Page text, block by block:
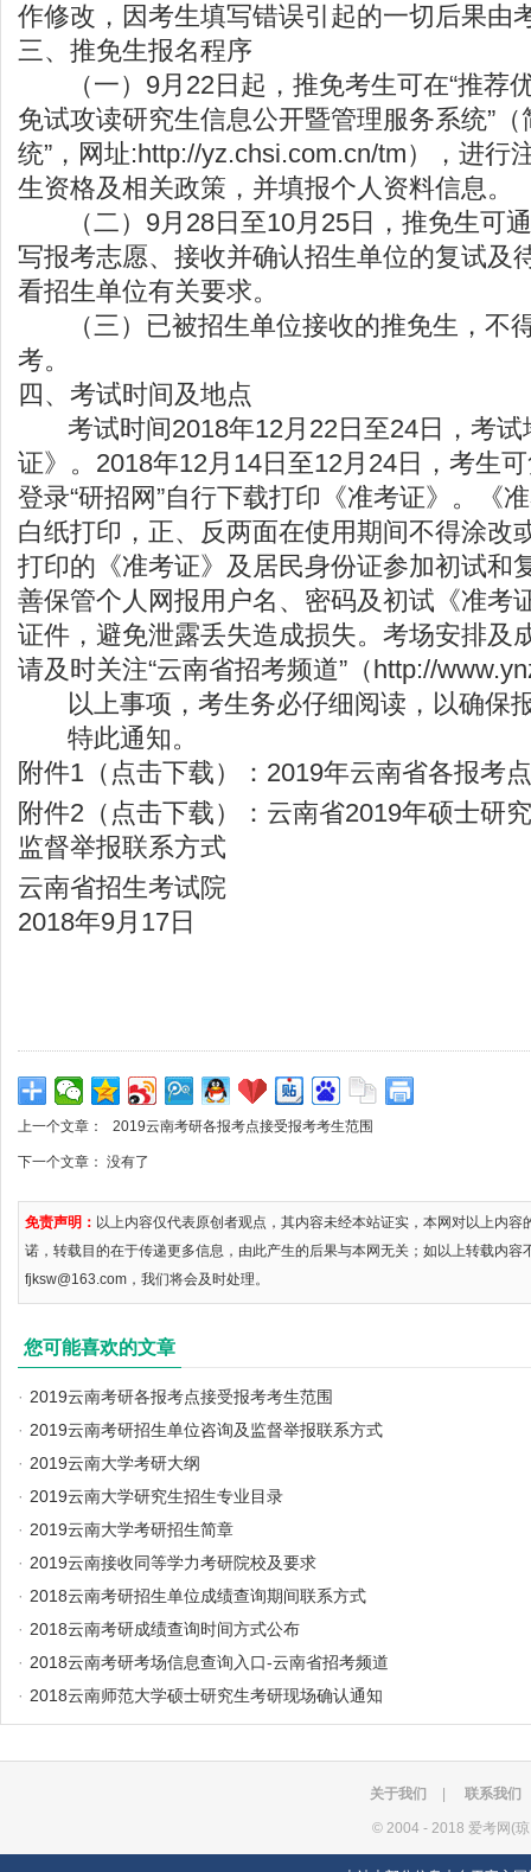
作修改，因考生填写错误引起的一切后果由
三、推免生报名程序
（一）9月22日起，推免考生可在“推荐
免试攻读研究生信息公开暨管理服务系统”（
统”，网址:http://yz.chsi.com.cn/tm），进行
生资格及相关政策，并填报个人资料信息。
（二）9月28日至10月25日，推免生可
写报考志愿、接收并确认招生单位的复试及
看招生单位有关要求。
（三）已被招生单位接收的推免生，不
考。
四、考试时间及地点
考试时间2018年12月22日至24日，考试
证》。2018年12月14日至12月24日，考生
登录“研招网”自行下载打印《准考证》。《
白纸打印，正、反两面在使用期间不得涂改
打印的《准考证》及居民身份证参加初试和
善保管个人网报用户名、密码及初试《准考
证件，避免泄露丢失造成损失。考场安排及
请及时关注“云南省招考频道”（http://
以上事项，考生务必仔细阅读，以确保
特此通知。
附件1（点击下载）：2019年云南省各报考
附件2（点击下载）：云南省2019年硕士研
监督举报联系方式
云南省招生考试院
2018年9月17日
上一个文章： 2019云南考研各报考点接受报考考生范围
下一个文章： 没有了
免责声明： 以上内容仅代表原创者观点，其内容未经本站证实，本网对以上内
诺，转载目的在于传递更多信息，由此产生的后果与本网无关；如以上转载内容
fjksw@163.com，我们将会及时处理。
您可能喜欢的文章
· 2019云南考研各报考点接受报考考生范围
· 2019云南考研招生单位咨询及监督举报联系方式
· 2019云南大学考研大纲
· 2019云南大学研究生招生专业目录
· 2019云南大学考研招生简章
· 2019云南接收同等学力考研院校及要求
· 2018云南考研招生单位成绩查询期间联系方式
· 2018云南考研成绩查询时间方式公布
· 2018云南考研考场信息查询入口-云南省招考频道
· 2018云南师范大学硕士研究生考研现场确认通知
关于我们 联系我们
© 2004 - 2018 爱考网(